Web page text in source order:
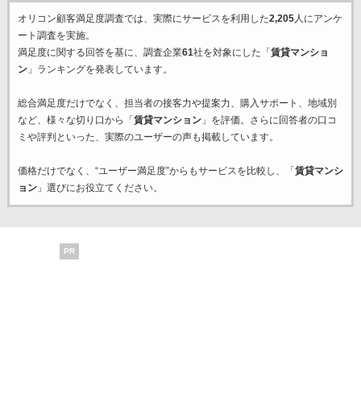
オリコン顧客満足度調査では、実際にサービスを利用した2,205人にアンケ
ート調査を実施。
満足度に関する回答を基に、調査企業61社を対象にした「 賃貸マンショ
ン」ランキングを発表しています。
総合満足度だけでなく、担当者の接客力や提案力、購入サポート、地域別
など、様々な切り口から「 賃貸マンション」を評価。さらに回答者の口コ
ミや評判といった、実際のユーザーの声も掲載しています。
価格だけでなく、“ユーザー満足度”からもサービスを比較し、「 賃貸マンシ
ョン」選びにお役立てください。
PR